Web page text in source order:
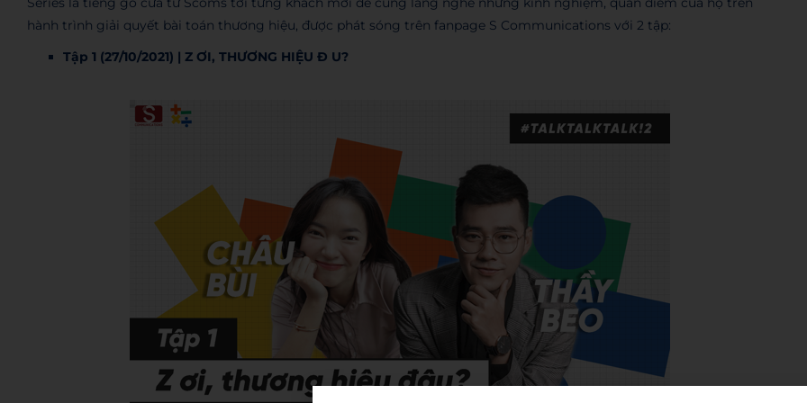
hành trình giải quyết bài toán thương hiệu, được phát sóng trên fanpage S Communications với 2 tập:
Tập 1 (27/10/2021) | Z ƠI, THƯƠNG HIỆU Đ U?